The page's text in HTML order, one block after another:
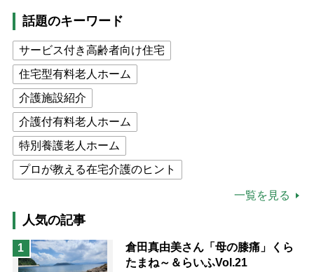
話題のキーワード
サービス付き高齢者向け住宅
住宅型有料老人ホーム
介護施設紹介
介護付有料老人ホーム
特別養護老人ホーム
プロが教える在宅介護のヒント
高木ブー
ケアマネジャー
猫が母になつきません
息子の遠距離介護サバイバル術
一覧を見る
人気の記事
1
倉田真由美さん「母の膝痛」くら
たまね～＆らいふVol.21